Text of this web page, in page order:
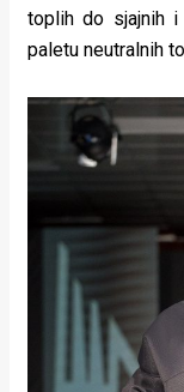
toplih do sjajnih i
paletu neutralnih